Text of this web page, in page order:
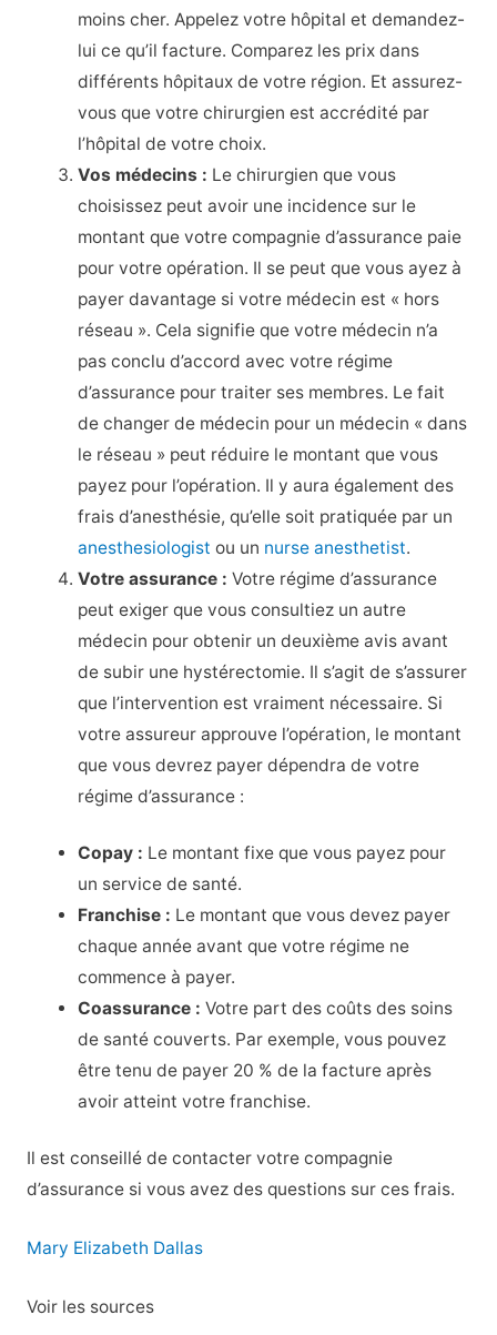
moins cher. Appelez votre hôpital et demandez-
lui ce qu’il facture. Comparez les prix dans
différents hôpitaux de votre région. Et assurez-
vous que votre chirurgien est accrédité par
l’hôpital de votre choix.
Vos médecins : Le chirurgien que vous
choisissez peut avoir une incidence sur le
montant que votre compagnie d’assurance paie
pour votre opération. Il se peut que vous ayez à
payer davantage si votre médecin est « hors
réseau ». Cela signifie que votre médecin n’a
pas conclu d’accord avec votre régime
d’assurance pour traiter ses membres. Le fait
de changer de médecin pour un médecin « dans
le réseau » peut réduire le montant que vous
payez pour l’opération. Il y aura également des
frais d’anesthésie, qu’elle soit pratiquée par un
anesthesiologist ou un nurse anesthetist.
Votre assurance :Votre régime d’assurance
peut exiger que vous consultiez un autre
médecin pour obtenir un deuxième avis avant
de subir une hystérectomie. Il s’agit de s’assurer
que l’intervention est vraiment nécessaire. Si
votre assureur approuve l’opération, le montant
que vous devrez payer dépendra de votre
régime d’assurance :
Copay : Le montant fixe que vous payez pour
un service de santé.
Franchise : Le montant que vous devez payer
chaque année avant que votre régime ne
commence à payer.
Coassurance :Votre part des coûts des soins
de santé couverts. Par exemple, vous pouvez
être tenu de payer 20 % de la facture après
avoir atteint votre franchise.
Il est conseillé de contacter votre compagnie
d’assurance si vous avez des questions sur ces frais.
Mary Elizabeth Dallas
Voir les sources